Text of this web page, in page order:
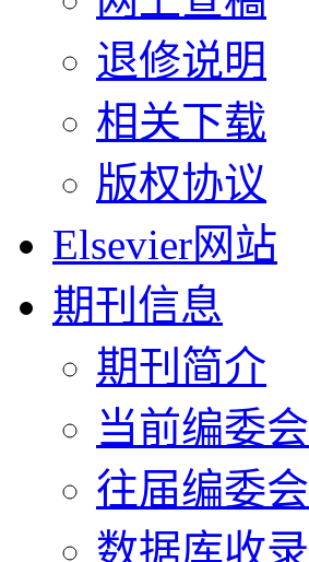
退修说明
相关下载
版权协议
Elsevier网站
期刊信息
期刊简介
当前编委会
往届编委会
数据库收录